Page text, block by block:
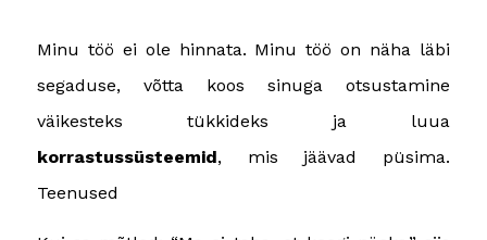
Minu töö ei ole hinnata. Minu töö on näha läbi
segaduse, võtta koos sinuga otsustamine
väikesteks tükkideks ja luua
korrastussüsteemid, mis jäävad püsima.
Teenused